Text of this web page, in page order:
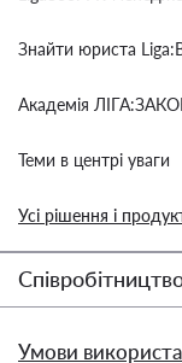
Знайти юриста
Академія
Теми в центрі уваги
Усі рішення і
Умови